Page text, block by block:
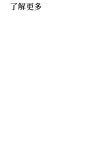
了解更多